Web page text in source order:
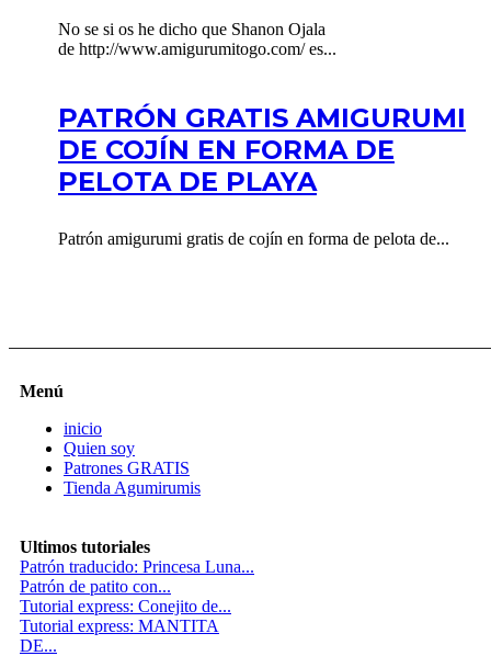
No se si os he dicho que Shanon Ojala
de http://www.amigurumitogo.com/ es...
PATRÓN GRATIS AMIGURUMI
DE COJÍN EN FORMA DE
PELOTA DE PLAYA
Patrón amigurumi gratis de cojín en forma de pelota de...
Menú
inicio
Quien soy
Patrones GRATIS
Tienda Agumirumis
Ultimos tutoriales
Patrón traducido: Princesa Luna...
Patrón de patito con...
Tutorial express: Conejito de...
Tutorial express: MANTITA
DE...